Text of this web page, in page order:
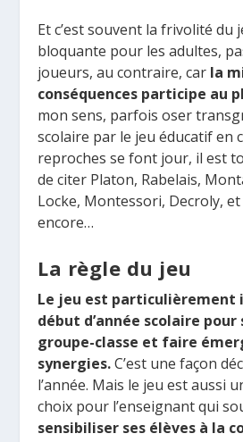
Et c’est souvent la frivolité du
bloquante pour les adultes,
joueurs, au contraire, car la
conséquences participe au
mon sens, parfois oser
scolaire par le jeu éducatif en
reproches se font jour, il est
de citer Platon, Rabelais,
Locke, Montessori, Decroly, et
encore…
La règle du jeu
Le jeu est particulièrement
début d’année scolaire pour
groupe-classe et faire
synergies.C’est une façon
l’année. Mais le jeu est aussi
choix pour l’enseignant qui
sensibiliser ses élèves à la